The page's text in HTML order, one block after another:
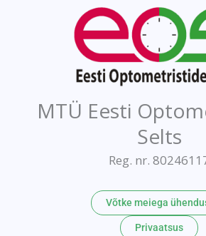
MTÜ Eesti
Selts
Reg. nr.
Võtke meiega
Privaatsus